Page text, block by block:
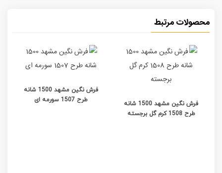
محصولات مرتبط
فرش نگین مشهد 1500 شانه
طرح 1508 کرم گل برجسته
فرش نگین مشهد 1500 شانه
طرح 1507 سورمه ای